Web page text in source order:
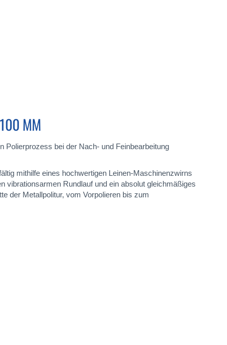
MM
Polierprozess bei der Nach- und Feinbearbeitung
mithilfe eines hochwertigen Leinen-Maschinenzwirns
vibrationsarmen Rundlauf und ein absolut gleichmäßiges
der Metallpolitur, vom Vorpolieren bis zum